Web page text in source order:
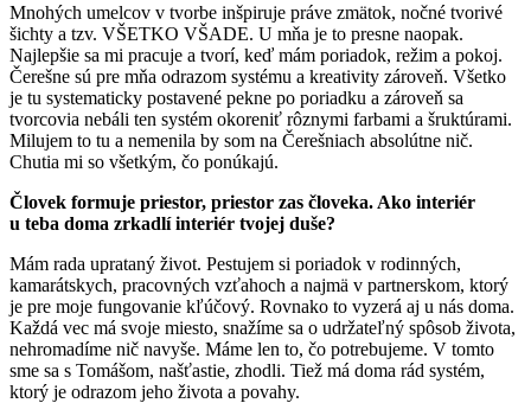
Mnohých umelcov v tvorbe inšpiruje práve zmätok, nočné tvorivé
šichty a tzv. VŠETKO VŠADE. U mňa je to presne naopak.
Najlepšie sa mi pracuje a tvorí, keď mám poriadok, režim a pokoj.
Čerešne sú pre mňa odrazom systému a kreativity zároveň. Všetko
je tu systematicky postavené pekne po poriadku a zároveň sa
tvorcovia nebáli ten systém okoreniť rôznymi farbami a šruktúrami.
Milujem to tu a nemenila by som na Čerešniach absolútne nič.
Chutia mi so všetkým, čo ponúkajú.
Človek formuje priestor, priestor zas človeka. Ako interiér
u teba doma zrkadlí interiér tvojej duše?
Mám rada uprataný život. Pestujem si poriadok v rodinných,
kamarátskych, pracovných vzťahoch a najmä v partnerskom, ktorý
je pre moje fungovanie kľúčový. Rovnako to vyzerá aj u nás doma.
Každá vec má svoje miesto, snažíme sa o udržateľný spôsob života,
nehromadíme nič navyše. Máme len to, čo potrebujeme. V tomto
sme sa s Tomášom, našťastie, zhodli. Tiež má doma rád systém,
ktorý je odrazom jeho života a povahy.